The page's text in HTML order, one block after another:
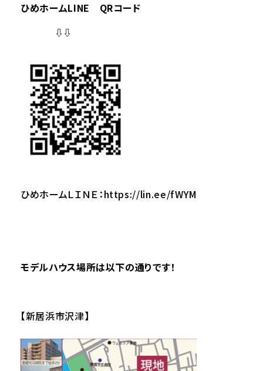
ひめホームLINE QRコード
⇩⇩
ひめホームＬＩＮＥ：https://lin.ee/fWYM
モデルハウス場所は以下の通りです！
【新居浜市沢津】